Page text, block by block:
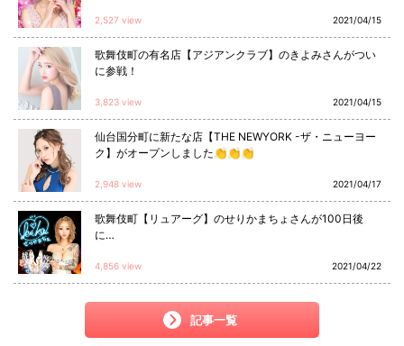
2,527 view 2021/04/15
歌舞伎町の有名店【アジアンクラブ】のきよみさんがつい
に参戦！
3,823 view 2021/04/15
仙台国分町に新たな店【THE NEWYORK -ザ・ニューヨー
ク】がオープンしました👏👏👏
2,948 view 2021/04/17
歌舞伎町【リュアーグ】のせりかまちょさんが100日後
に…
4,856 view 2021/04/22
記事一覧